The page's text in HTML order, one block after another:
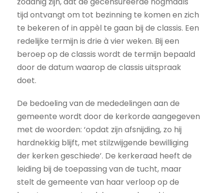
tijd ontvangt om tot bezinning te komen en zich
te bekeren of in appèl te gaan bij de classis. Een
redelijke termijn is drie à vier weken. Bij een
beroep op de classis wordt de termijn bepaald
door de datum waarop de classis uitspraak
doet.
De bedoeling van de mededelingen aan de
gemeente wordt door de kerkorde aangegeven
met de woorden: ‘opdat zijn afsnijding, zo hij
hardnekkig blijft, met stilzwijgende bewilliging
der kerken geschiede’. De kerkeraad heeft de
leiding bij de toepassing van de tucht, maar
stelt de gemeente van haar verloop op de